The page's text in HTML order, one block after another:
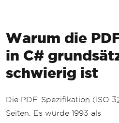
Warum die
in C#
schwierig ist
Die PDF-Spezifikation (ISO
Seiten. Es wurde 1993 als